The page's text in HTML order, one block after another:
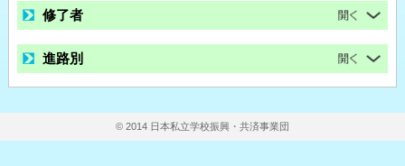
修了者
進路別
© 2014 日本私立学校振興・共済事業団